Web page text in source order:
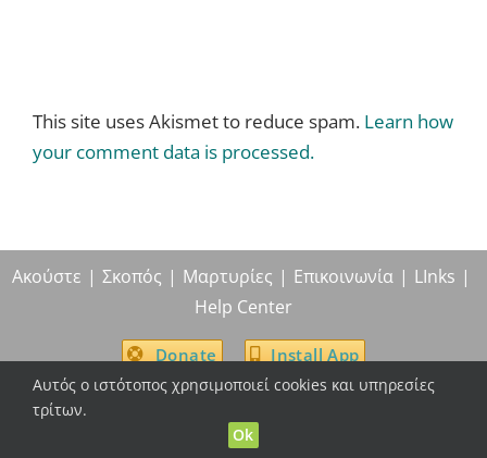
This site uses Akismet to reduce spam. Learn how
your comment data is processed.
Ακούστε Σκοπός Μαρτυρίες Επικοινωνία
LInks
Help Center
Donate Install App
© True Life In God Radio, 2004 -
Αυτός ο ιστότοπος χρησιμοποιεί cookies και υπηρεσίες
τρίτων.
Ok